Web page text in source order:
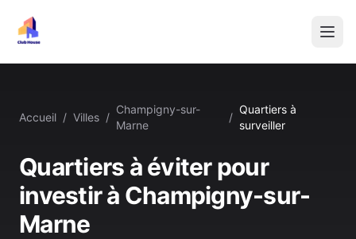
Accueil / Villes /
Champigny-sur-
Marne
/
Quartiers à
surveiller
Quartiers à éviter pour
investir à Champigny-sur-
Marne